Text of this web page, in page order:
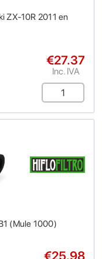
ZX-10R 2011 en
€27.37
Inc. IVA
(Mule 1000)
€25.98